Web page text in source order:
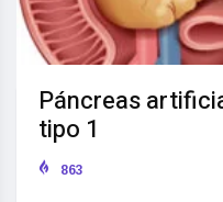
Páncreas
tipo 1
863